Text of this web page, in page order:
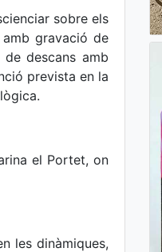
sobre els
gravació de
descans amb
prevista en la
el Portet, on
les dinàmiques,